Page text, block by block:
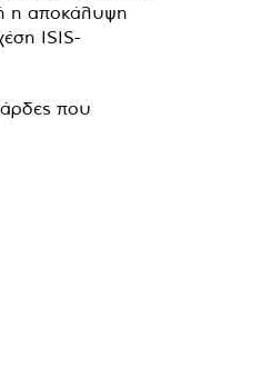
η αποκάλυψη
ISIS-
που